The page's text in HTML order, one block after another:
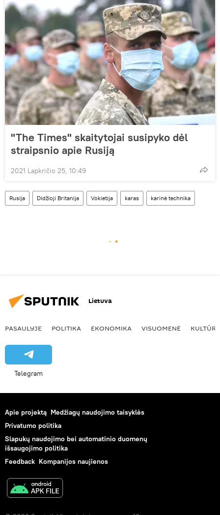
"The Times" skaitytojai susipyko dėl
straipsnio apie Rusiją
2021 Lapkričio 25, 10:49
Rusija Didžioji Britanija Vokietija karas karinė technika
Lietuva
PASAULYJE POLITIKA EKONOMIKA VISUOMENĖ KULTŪRA
Telegram
Apie projektą Medžiagų naudojimo taisyklės
Privatumo politika
Slapukų naudojimo bei automatinio duomenų
išsaugojimo politika
Feedback Kompanijos naujienos